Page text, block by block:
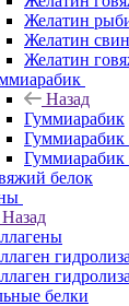
Желатин
Желатин
Желатин
Назад
Гуммиарабик
Гуммиарабик
белок
Назад
белки